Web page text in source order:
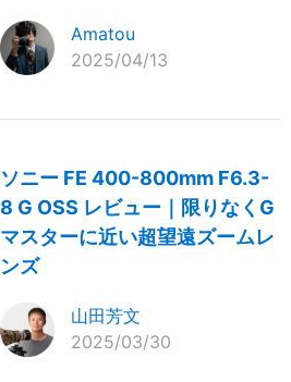
Amatou
2025/04/13
ソニー FE 400-800mm F6.3-
8 G OSS レビュー｜限りなくG
マスターに近い超望遠ズームレ
ンズ
山田芳文
2025/03/30